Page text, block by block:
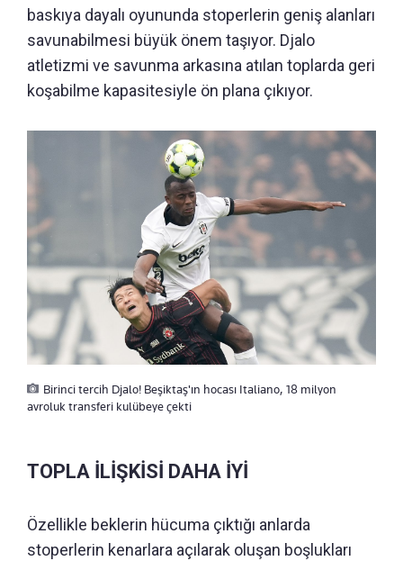
baskıya dayalı oyununda stoperlerin geniş alanları
savunabilmesi büyük önem taşıyor. Djalo
atletizmi ve savunma arkasına atılan toplarda geri
koşabilme kapasitesiyle ön plana çıkıyor.
Birinci tercih Djalo! Beşiktaş'ın hocası Italiano, 18 milyon
avroluk transferi kulübeye çekti
TOPLA İLİŞKİSİ DAHA İYİ
Özellikle beklerin hücuma çıktığı anlarda
stoperlerin kenarlara açılarak oluşan boşlukları